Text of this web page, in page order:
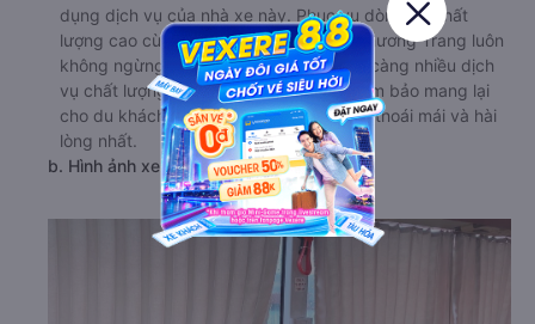
dụng dịch vụ của nhà xe này. Phục vụ dòng xe chất
lượng cao cùng nhiều tiện ích, nhà xe Phương Trang luôn
không ngừng cải tiến để mang lại ngày càng nhiều dịch
vụ chất lượng cho khách hàng. Luôn đảm bảo mang lại
cho du khách những chuyến đi an toàn, thoái mái và hài
lòng nhất.
b. Hình ảnh xe Phương Trang